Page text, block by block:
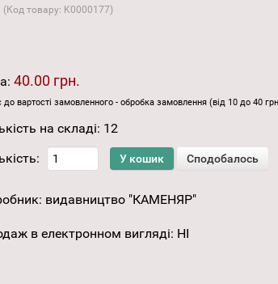
(Код товару: K0000177)
40.00 грн.
вартості замовленного - обробка замовлення (від 10 до 40
на складі: 12
видавництво "КАМЕНЯР"
в електронном вигляді: НІ